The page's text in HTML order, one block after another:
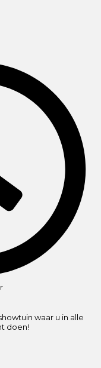
waar u in alle
doen!